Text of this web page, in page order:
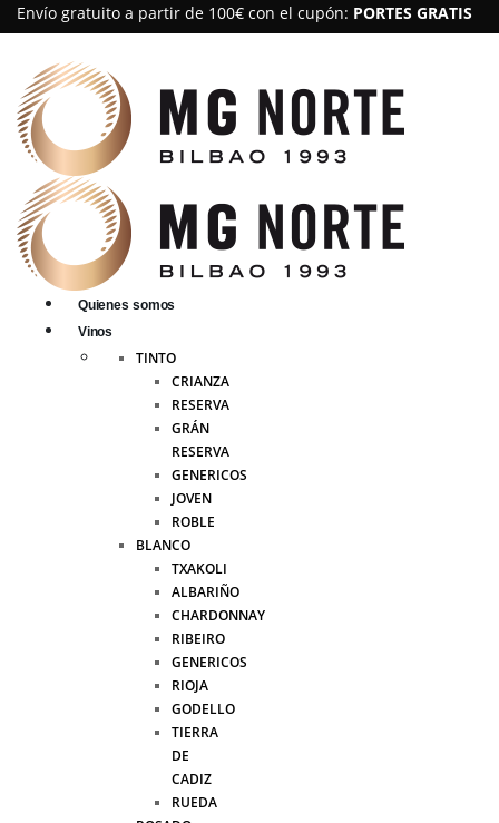
Envío gratuito a partir de 100€ con el cupón: PORTES GRATIS
Quienes somos
Vinos
TINTO
CRIANZA
RESERVA
GRÁN
RESERVA
GENERICOS
JOVEN
ROBLE
BLANCO
TXAKOLI
ALBARIÑO
CHARDONNAY
RIBEIRO
GENERICOS
RIOJA
GODELLO
TIERRA
DE
CADIZ
RUEDA